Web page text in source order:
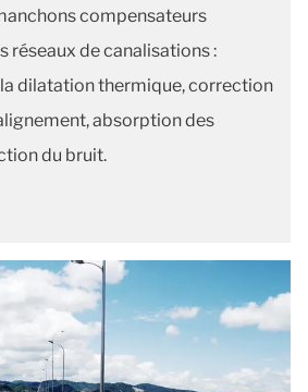
compensateurs
réseaux de canalisations :
dilatation thermique, correction
absorption des
du bruit.